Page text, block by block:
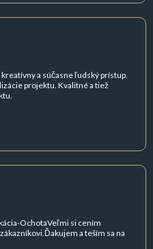
a súčasne ľudský prístup.
projektu. Kvalitné a tiež
OchotaVeľmi si cením
a teším sa na